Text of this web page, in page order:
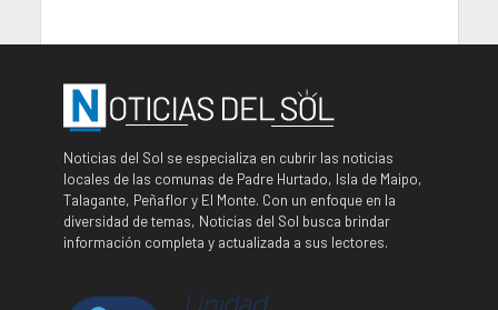
Noticias del Sol se especializa en cubrir las noticias
locales de las comunas de Padre Hurtado, Isla de Maipo,
Talagante, Peñaflor y El Monte. Con un enfoque en la
diversidad de temas, Noticias del Sol busca brindar
información completa y actualizada a sus lectores.